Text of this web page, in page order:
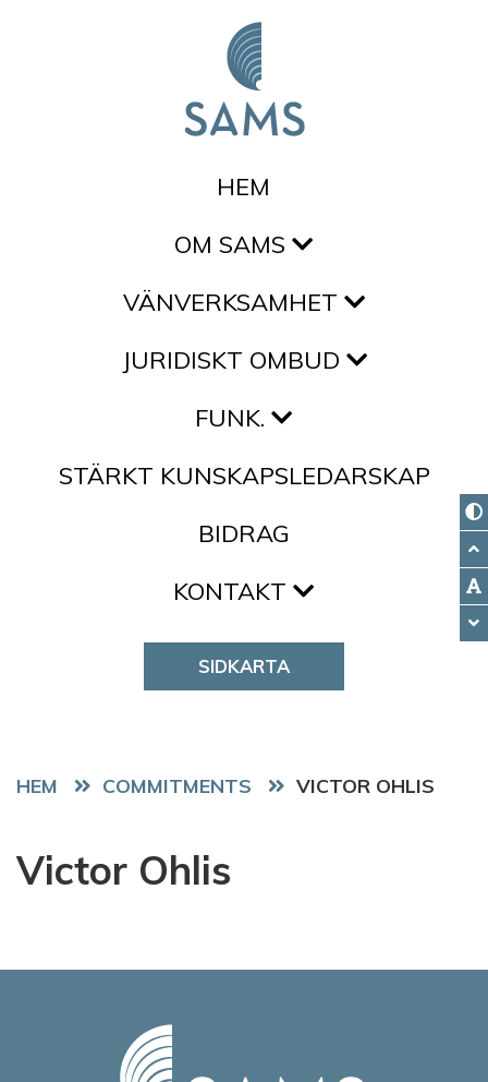
HEM
OM SAMS
VÄNVERKSAMHET
JURIDISKT OMBUD
FUNK.
STÄRKT KUNSKAPSLEDARSKAP
BIDRAG
KONTAKT
SIDKARTA
HEM COMMITMENTS VICTOR OHLIS
Victor Ohlis